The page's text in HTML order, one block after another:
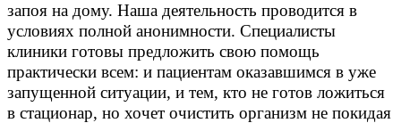
запоя на дому. Наша деятельность проводится в
условиях полной анонимности. Специалисты
клиники готовы предложить свою помощь
практически всем: и пациентам оказавшимся в уже
запущенной ситуации, и тем, кто не готов ложиться
в стационар, но хочет очистить организм не покидая